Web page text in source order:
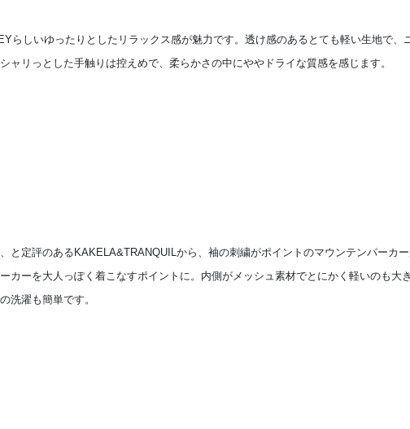
らしいゆったりとしたリラックス感が魅力です。透け感のあるとても軽い生地で
ャリっとした手触りは控えめで、柔らかさの中にややドライな質感を感じます。
と定評のあるKAKELA&TRANQUILから、袖の刺繍がポイントのマウンテンパーカ
カーを大人っぽく着こなすポイントに。内側がメッシュ素材でとにかく軽いのも大
洗濯も簡単です。